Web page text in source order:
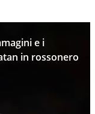
e i
in rossonero